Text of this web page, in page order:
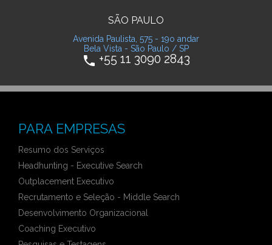
SÃO PAULO
Avenida Paulista, 575 - 19o andar
Bela Vista - São Paulo / SP
phone +55 11 3090 2843
PARA EMPRESAS
Resumo dos Serviços
Headhunting - Executive Search
Outplacement Executivo
Recrutamento e Seleção - Middle Search
Desenvolvimento Organizacional
Coaching Executivo